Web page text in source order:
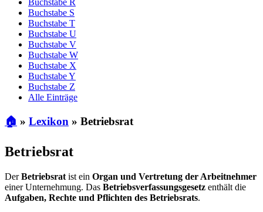
Buchstabe S
Buchstabe T
Buchstabe U
Buchstabe V
Buchstabe W
Buchstabe X
Buchstabe Y
Buchstabe Z
Alle Einträge
🏠 » Lexikon » Betriebsrat
Betriebsrat
DerBetriebsrat ist ein Organ und Vertretung der Arbeitnehmer
einer Unternehmung. Das Betriebsverfassungsgesetz enthält die
Aufgaben, Rechte und Pflichten des Betriebsrats.